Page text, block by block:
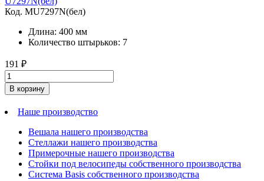
Код. MU7297N(бел)
Длина: 400 мм
Количество штырьков: 7
191 ₽
В корзину
Наше производство
Вешала нашего производства
Стеллажи нашего производства
Примерочные нашего производства
Стойки под велосипеды собственного производства
Система Basis собственного производства